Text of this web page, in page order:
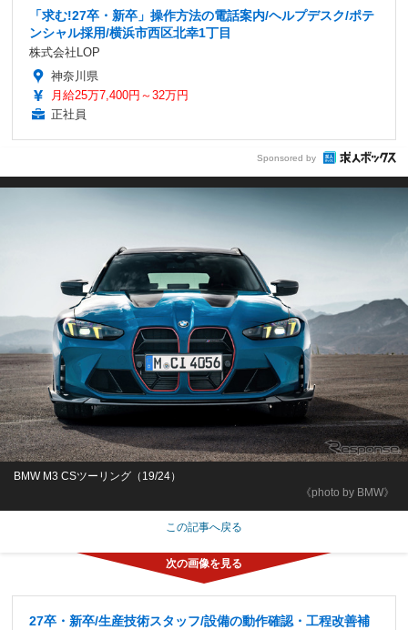
「求む!27卒・新卒」操作方法の電話案内/ヘルプデスク/ポテ
ンシャル採用/横浜市西区北幸1丁目
株式会社LOP
神奈川県
月給25万7,400円～32万円
正社員
Sponsored by
《photo by BMW》
BMW M3 CSツーリング（19/24）
この記事へ戻る
27卒・新卒/生産技術スタッフ/設備の動作確認・工程改善補